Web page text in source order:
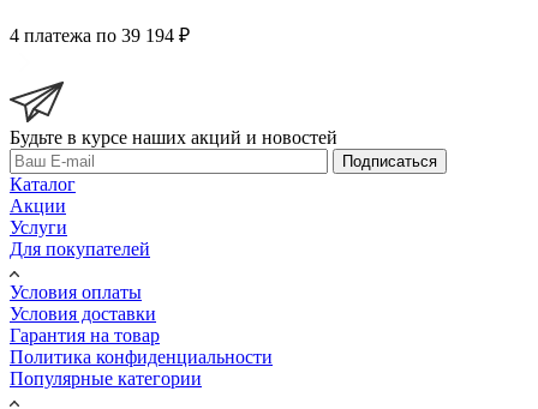
4 платежа по 39 194 ₽
Будьте в курсе наших акций и новостей
Подписаться
Каталог
Акции
Услуги
Для покупателей
Условия оплаты
Условия доставки
Гарантия на товар
Политика конфиденциальности
Популярные категории